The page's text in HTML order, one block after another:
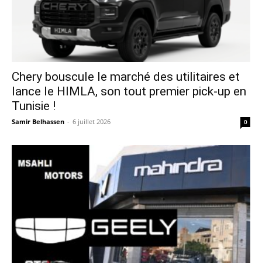
Chery bouscule le marché des utilitaires et
lance le HIMLA, son tout premier pick-up en
Tunisie !
Samir Belhassen - 6 juillet 2026 0